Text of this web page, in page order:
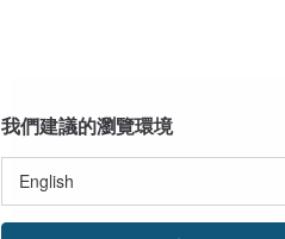
我們建議的瀏覽環境